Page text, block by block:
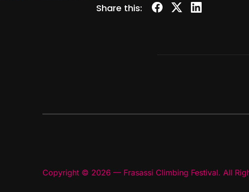
Share this:
Copyright © 2026 — Frasassi Climbing Festival. All